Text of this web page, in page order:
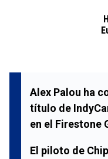
Alex Palou ha
título de
en el Firestone
El piloto de